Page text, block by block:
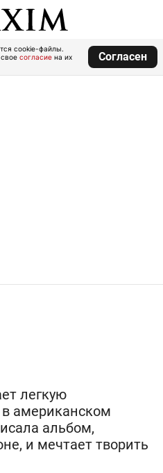
cookie-файлы.
согласие на их
Согласен
легкую
американском
альбом,
и мечтает творить